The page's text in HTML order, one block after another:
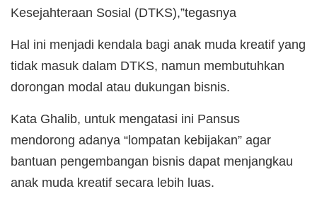
Kesejahteraan Sosial (DTKS),”tegasnya
Hal ini menjadi kendala bagi anak muda kreatif yang
tidak masuk dalam DTKS, namun membutuhkan
dorongan modal atau dukungan bisnis.
Kata Ghalib, untuk mengatasi ini Pansus
mendorong adanya “lompatan kebijakan” agar
bantuan pengembangan bisnis dapat menjangkau
anak muda kreatif secara lebih luas.